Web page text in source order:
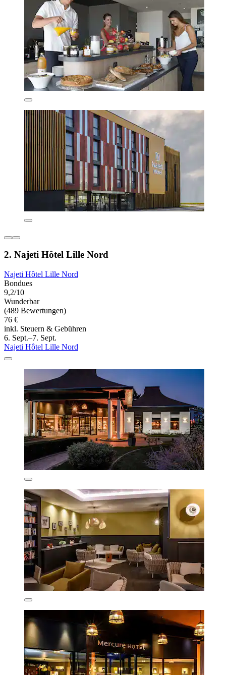
2. Najeti Hôtel Lille Nord
Najeti Hôtel Lille Nord
Bondues
9,2/10
Wunderbar
(489 Bewertungen)
76 €
inkl. Steuern & Gebühren
6. Sept.–7. Sept.
Najeti Hôtel Lille Nord